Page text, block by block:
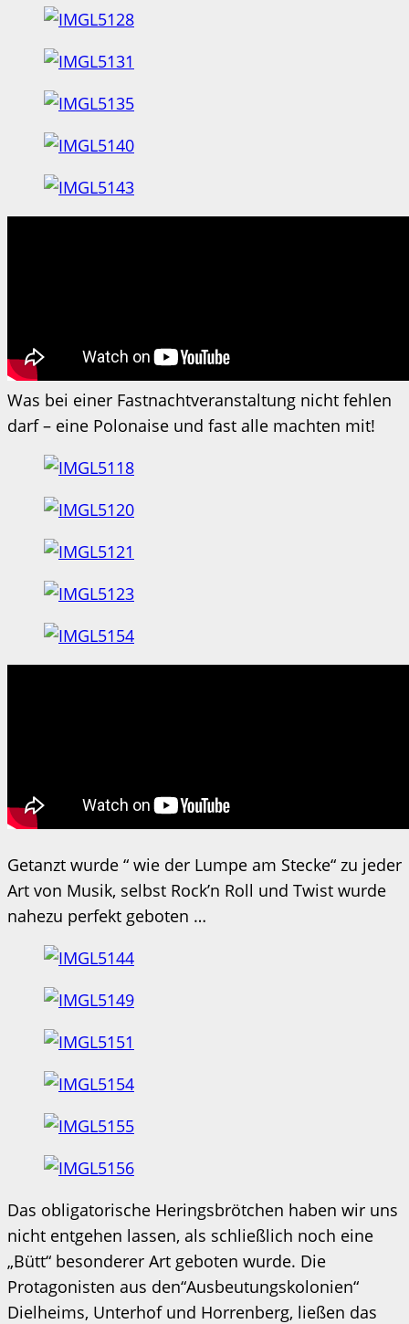
Was bei einer Fastnachtveranstaltung nicht fehlen
darf – eine Polonaise und fast alle machten mit!
Getanzt wurde “ wie der Lumpe am Stecke“ zu jeder
Art von Musik, selbst Rock’n Roll und Twist wurde
nahezu perfekt geboten …
Das obligatorische Heringsbrötchen haben wir uns
nicht entgehen lassen, als schließlich noch eine
„Bütt“ besonderer Art geboten wurde. Die
Protagonisten aus den“Ausbeutungskolonien“
Dielheims, Unterhof und Horrenberg, ließen das